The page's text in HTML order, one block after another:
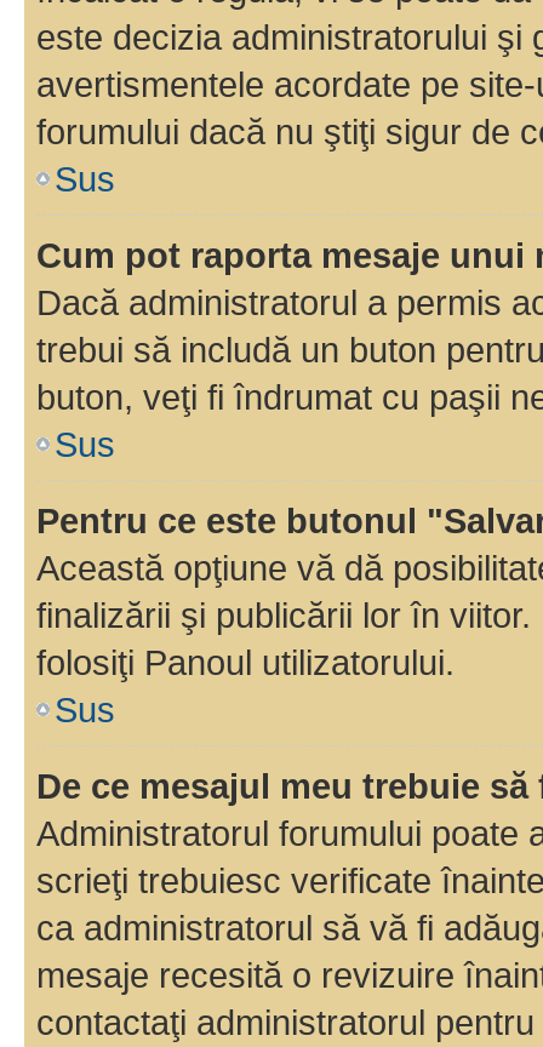
este decizia administratorului şi
avertismentele acordate pe
forumului dacă nu ştiţi sigur de
Sus
Cum pot raporta mesaje unui
Dacă administratorul a permis
trebui să includă un buton
buton, veţi fi îndrumat cu paşii
Sus
Pentru ce este butonul
Această opţiune vă dă
finalizării şi publicării lor în
folosiţi Panoul utilizatorului.
Sus
De ce mesajul meu trebuie
Administratorul forumului poate
scrieţi trebuiesc verificate
ca administratorul să vă fi
mesaje recesită o revizuire
contactaţi administratorul